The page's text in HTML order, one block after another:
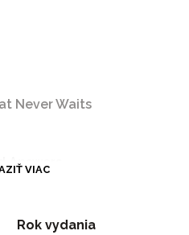
Never Waits
Answers
VIAC
Rok vydania